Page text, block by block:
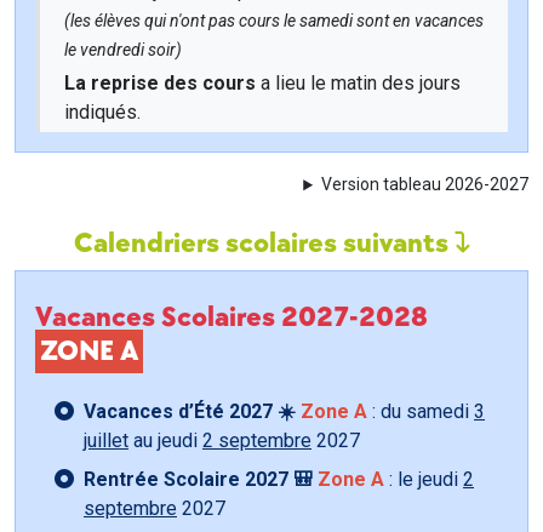
(les élèves qui n'ont pas cours le samedi sont en vacances
le vendredi soir)
La reprise des cours a lieu le matin des jours
indiqués.
Version tableau 2026-2027
Calendriers scolaires suivants
Vacances Scolaires 2027-2028
ZONE A
Vacances d’Été 2027 ☀️ Zone A : du samedi 3
juillet au jeudi 2 septembre 2027
Rentrée Scolaire 2027 🎒 Zone A : le jeudi 2
septembre 2027